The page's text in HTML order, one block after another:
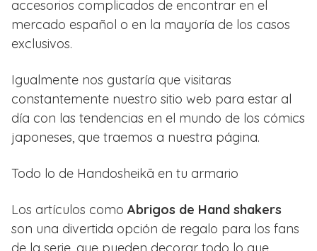
accesorios complicados de encontrar en el
mercado español o en la mayoría de los casos
exclusivos.
Igualmente nos gustaría que visitaras
constantemente nuestro sitio web para estar al
día con las tendencias en el mundo de los cómics
japoneses, que traemos a nuestra página.
Todo lo de Handosheikā en tu armario
Los artículos como Abrigos de Hand shakers
son una divertida opción de regalo para los fans
de la serie, que pueden decorar todo lo que